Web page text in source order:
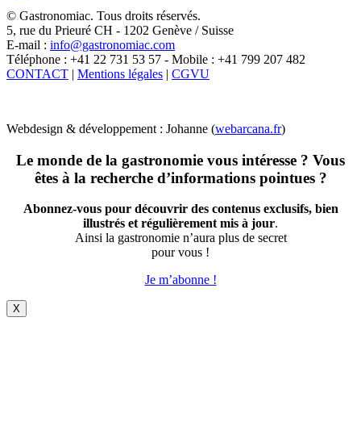
X
© Gastronomiac. Tous droits réservés.
5, rue du Prieuré CH - 1202 Genève / Suisse
E-mail : info@gastronomiac.com
Téléphone : +41 22 731 53 57 - Mobile : +41 799 207 482
CONTACT | Mentions légales | CGVU
Webdesign & développement : Johanne (webarcana.fr)
Le monde de la gastronomie vous intéresse ? Vous
êtes à la recherche d’informations pointues ?
Abonnez-vous pour découvrir des contenus exclusifs, bien
illustrés et régulièrement mis à jour.
Ainsi la gastronomie n’aura plus de secret
pour vous !
Je m’abonne !
X